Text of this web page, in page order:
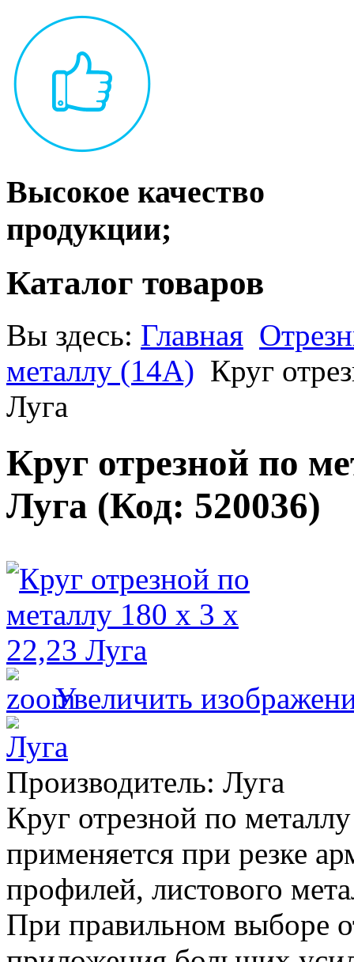
Высокое качество
продукции;
Каталог товаров
Вы здесь: Главная
металлу (14A) Круг
Луга
Круг отрезной по
Луга (Код: 520036)
Увеличить
Производитель: Луга
Круг отрезной по
применяется при резке
профилей, листового
При правильном выборе